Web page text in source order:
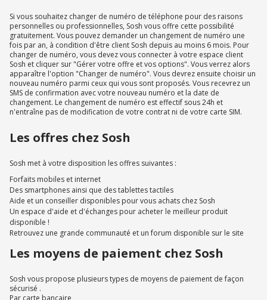
Si vous souhaitez changer de numéro de téléphone pour des raisons
personnelles ou professionnelles, Sosh vous offre cette possibilité
gratuitement. Vous pouvez demander un changement de numéro une
fois par an, à condition d'être client Sosh depuis au moins 6 mois. Pour
changer de numéro, vous devez vous connecter à votre espace client
Sosh et cliquer sur "Gérer votre offre et vos options". Vous verrez alors
apparaître l'option "Changer de numéro". Vous devrez ensuite choisir un
nouveau numéro parmi ceux qui vous sont proposés. Vous recevrez un
SMS de confirmation avec votre nouveau numéro et la date de
changement. Le changement de numéro est effectif sous 24h et
n'entraîne pas de modification de votre contrat ni de votre carte SIM.
Les offres chez Sosh
Sosh met à votre disposition les offres suivantes :
Forfaits mobiles et internet
Des smartphones ainsi que des tablettes tactiles
Aide et un conseiller disponibles pour vous achats chez Sosh
Un espace d'aide et d'échanges pour acheter le meilleur produit
disponible !
Retrouvez une grande communauté et un forum disponible sur le site
Les moyens de paiement chez Sosh
Sosh vous propose plusieurs types de moyens de paiement de façon
sécurisé .